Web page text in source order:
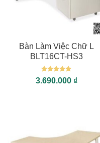
Bàn Làm Việc Chữ L
BLT16CT-HS3
Được xếp
hạng55
3.690.000 ₫